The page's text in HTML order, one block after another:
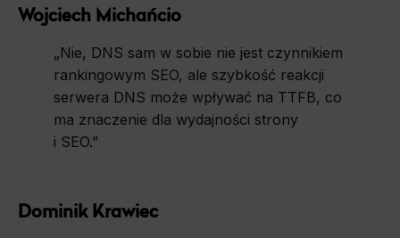
Wojciech Michańcio
„Nie, DNS sam w sobie nie jest czynnikiem
rankingowym SEO, ale szybkość reakcji
serwera DNS może wpływać na TTFB, co
ma znaczenie dla wydajności strony
i SEO.”
Dominik Krawiec